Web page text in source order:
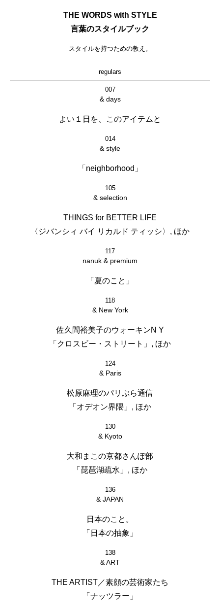
THE WORDS with STYLE
言葉のスタイルブック
スタイルを持つための教え。
regulars
007
& days
よい１日を、このアイテムと
014
& style
「neighborhood」
105
& selection
THINGS for BETTER LIFE
〈ジバンシィ バイ リカルド ティッシ〉, ほか
117
nanuk & premium
「夏のこと」
118
& New York
佐久間裕美子のウォーキンN Y
「クロスビー・ストリート」, ほか
124
& Paris
松原麻理のパリぶら通信
「オデオン界隈」, ほか
130
& Kyoto
大和まこの京都さんぽ部
「琵琶湖疏水」, ほか
136
& JAPAN
日本のこと。
「日本の抽象」
138
& ART
THE ARTIST／素顔の芸術家たち
「ナッツラー」